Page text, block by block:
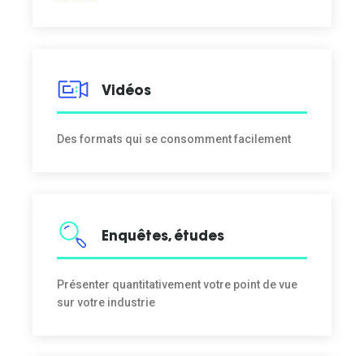
Vidéos
Des formats qui se consomment facilement
Enquêtes, études
Présenter quantitativement votre point de vue
sur votre industrie